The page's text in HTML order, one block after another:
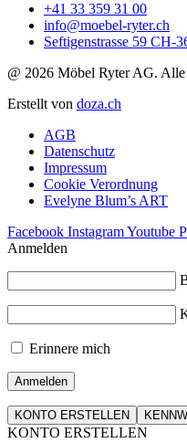
+41 33 359 31 00
info@moebel-ryter.ch
Seftigenstrasse 59 CH-
@ 2026 Möbel Ryter AG. Alle
Erstellt von doza.ch
AGB
Datenschutz
Impressum
Cookie Verordnung
Evelyne Blum’s ART
Facebook InstagramYoutube
Anmelden
Erinnere mich
Anmelden
KONTO ERSTELLEN
KONTO ERSTELLEN